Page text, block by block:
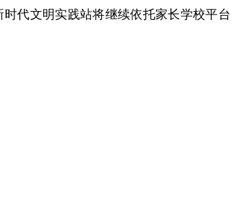
代文明实践站将继续依托家长学校平